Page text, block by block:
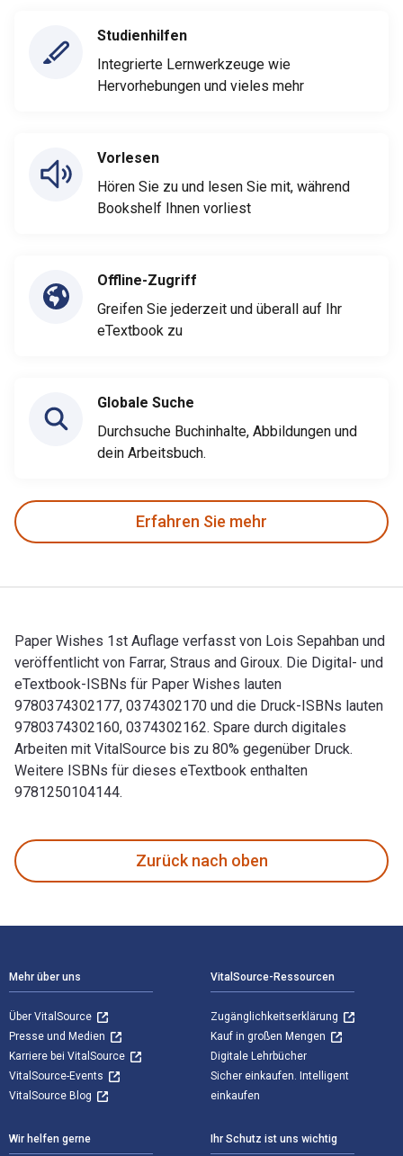
Studienhilfen
Integrierte Lernwerkzeuge wie
Hervorhebungen und vieles mehr
Vorlesen
Hören Sie zu und lesen Sie mit, während
Bookshelf Ihnen vorliest
Offline-Zugriff
Greifen Sie jederzeit und überall auf Ihr
eTextbook zu
Globale Suche
Durchsuche Buchinhalte, Abbildungen und
dein Arbeitsbuch.
Erfahren Sie mehr
Paper Wishes 1st Auflage verfasst von Lois Sepahban und
veröffentlicht von Farrar, Straus and Giroux. Die Digital- und
eTextbook-ISBNs für Paper Wishes lauten
9780374302177, 0374302170 und die Druck-ISBNs lauten
9780374302160, 0374302162. Spare durch digitales
Arbeiten mit VitalSource bis zu 80% gegenüber Druck.
Weitere ISBNs für dieses eTextbook enthalten
9781250104144.
Zurück nach oben
Mehr über uns
Über VitalSource
Presse und Medien
Karriere bei VitalSource
VitalSource-Events
VitalSource Blog
VitalSource-Ressourcen
Zugänglichkeitserklärung
Kauf in großen Mengen
Digitale Lehrbücher
Sicher einkaufen. Intelligent
einkaufen
Wir helfen gerne Ihr Schutz ist uns wichtig